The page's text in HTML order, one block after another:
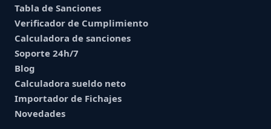
Tabla de Sanciones
Verificador de Cumplimiento
Calculadora de sanciones
Soporte 24h/7
Blog
Calculadora sueldo neto
Importador de Fichajes
Novedades